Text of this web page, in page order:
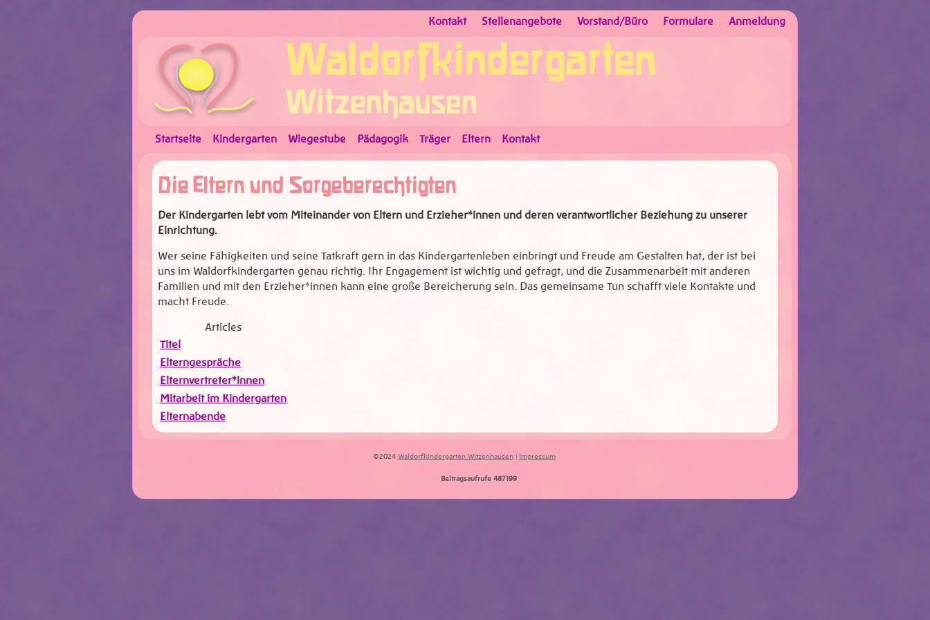
Kontakt Stellenangebote Vorstand/Büro Formulare Anmeldung
Waldorfkindergarten
Witzenhausen
Startseite Kindergarten Wiegestube Pädagogik Träger Eltern Kontakt
Die Eltern und Sorgeberechtigten
Der Kindergarten lebt vom Miteinander von Eltern und Erzieher*innen und deren verantwortlicher Beziehung zu unserer
Einrichtung.
Wer seine Fähigkeiten und seine Tatkraft gern in das Kindergartenleben einbringt und Freude am Gestalten hat, der ist bei
uns im Waldorfkindergarten genau richtig. Ihr Engagement ist wichtig und gefragt, und die Zusammenarbeit mit anderen
Familien und mit den Erzieher*innen kann eine große Bereicherung sein. Das gemeinsame Tun schafft viele Kontakte und
macht Freude.
Articles
Titel
Elterngespräche
Elternvertreter*innen
Mitarbeit im Kindergarten
Elternabende
©2024 Waldorfkindergarten Witzenhausen| Impressum
Beitragsaufrufe 487199